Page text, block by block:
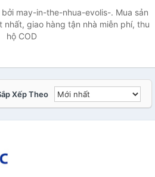
may-in-the-nhua-evolis-. Mua sản
nhất, giao hàng tận nhà miễn phí, thu
hộ COD
Xếp Theo